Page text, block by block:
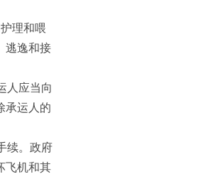
理和喂
逃逸和接
人应当向
承运人的
续。政府
飞机和其